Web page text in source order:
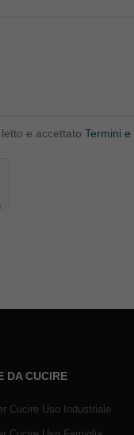
e accettato Termini e
DA CUCIRE
Cucire Uso Industriale